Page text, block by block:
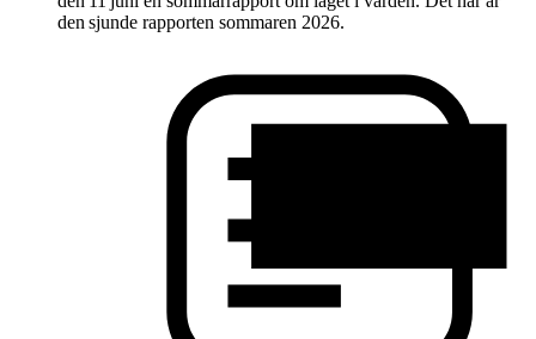
den sjunde rapporten sommaren 2026.